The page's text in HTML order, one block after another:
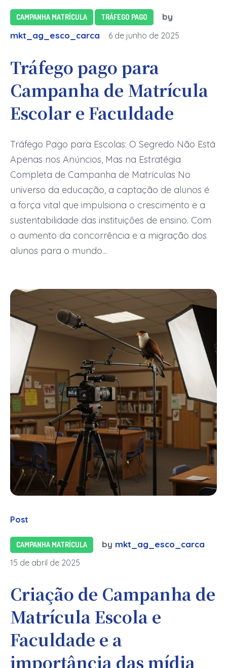
CAMPANHA MATRÍCULA TRÁFEGO PAGO
by
mkt_ag_esco_carca
6 de junho de 2025
Tráfego pago para
Campanha de Matrícula
Escolar e Faculdade
Tráfego Pago para Escolas: O Segredo Não Está
Apenas nos Anúncios, Mas na Estratégia
Completa de Campanha de Matrículas No
universo da educação, a captação de alunos é
a força vital que impulsiona o crescimento e a
sustentabilidade das instituições de ensino. Com
o aumento da concorrência e a migração dos
alunos para o mundo...
Post
CAMPANHA MATRÍCULA by mkt_ag_esco_carca
15 de abril de 2025
Criação de Campanha de
Matrícula Escola e
Faculdade e a
importância das mídia